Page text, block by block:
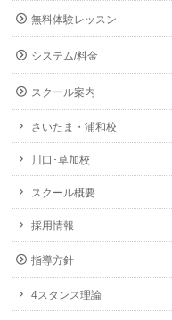
無料体験レッスン
システム/料金
スクール案内
さいたま・浦和校
川口･草加校
スクール概要
採用情報
指導方針
4スタンス理論